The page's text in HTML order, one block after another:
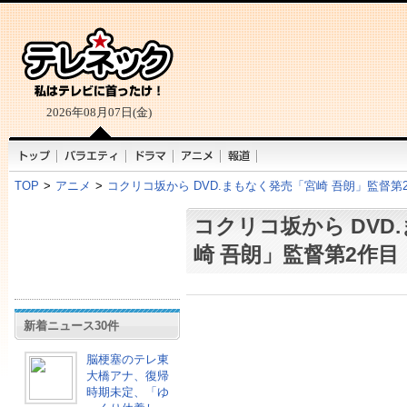
2026年08月07日(金)
TOP > アニメ > コクリコ坂から DVD.まもなく発売「宮崎 吾朗」監督第
新着ニュース30件
脳梗塞のテレ東
大橋アナ、復帰
時期未定、「ゆ
コクリコ坂から
崎 吾朗」監督第2作目